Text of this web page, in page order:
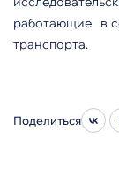
работающие
в
транспорта.
Поделиться